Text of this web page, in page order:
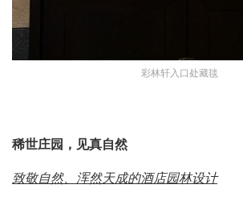
彩林轩入口处藏毯
稀世庄园，见真自然
致敬自然、浑然天成的酒店园林设计